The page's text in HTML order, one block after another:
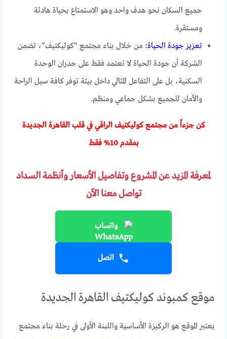
جميع السكان نحو هدف واحد وهو الاستمتاع بحياة هادئة
ومستقرة.
تعزيز جودة الحياة: من خلال بناء مجتمع “كوليكتيف”، تضمن
الشركة أن جودة الحياة لا تعتمد فقط على جدران الوحدة
السكنية، بل على التفاعل المثالي داخل بيئة توفر كافة سبل الراحة
والأمان للجميع بشكل جماعي ومنظم.
كن جزءاً من مجتمع كوليكتيف الراقي في قلب القاهرة الجديدة
بمقدم 10% فقط
لمعرفة المزيد عن المشروع وتفاصيل الأسعار وأنظمة السداد
تواصل معنا الآن
واتساب
اتصل
موقع كمبوند كوليكتيف القاهرة الجديدة
يعتبر الموقع هو الركيزة الأساسية واللبنة الأولى في رحلة بناء مجتمع